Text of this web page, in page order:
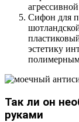
Сифон для
эстетику
Так ли он
руками